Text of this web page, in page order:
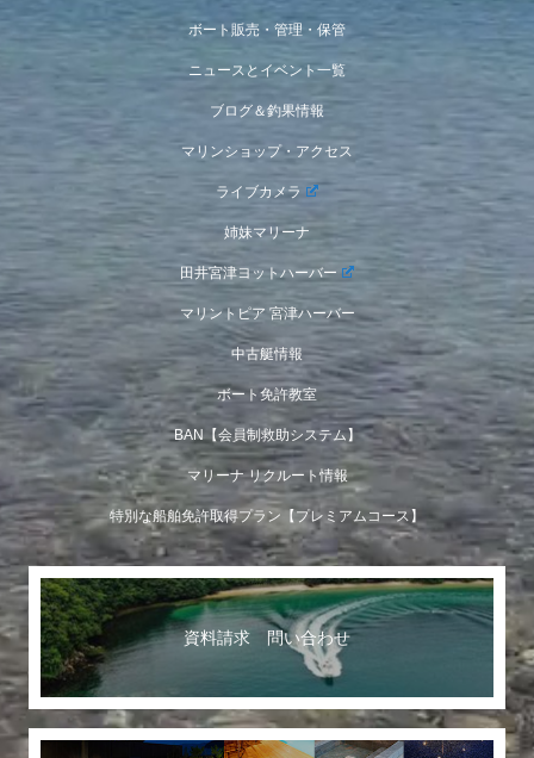
ボート販売・管理・保管
ニュースとイベント一覧
ブログ＆釣果情報
マリンショップ・アクセス
ライブカメラ
姉妹マリーナ
田井宮津ヨットハーバー
マリントピア 宮津ハーバー
中古艇情報
ボート免許教室
BAN【会員制救助システム】
マリーナ リクルート情報
特別な船舶免許取得プラン【プレミアムコース】
資料請求 問い合わせ